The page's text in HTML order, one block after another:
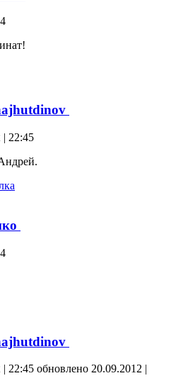
| 22:45
| 22:45 обновлено 20.09.2012 |